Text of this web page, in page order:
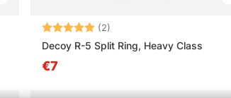
Beoordeling:(2)
Decoy R-5 Split Ring, Heavy Class
€7